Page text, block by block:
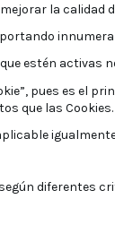
la
estén activas
pues es el
que las Cookies.
diferentes